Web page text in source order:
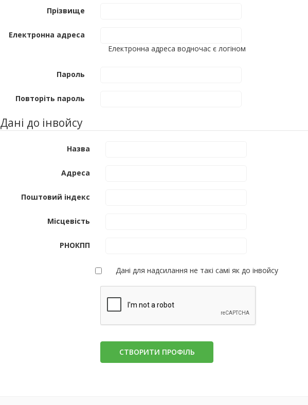
Прізвище
Електронна адреса
Електронна адреса водночас є логіном
Пароль
Повторіть пароль
Дані до інвойсу
Назва
Адреса
Поштовий індекс
Місцевість
РНОКПП
Дані для надсилання не такі самі як до інвойсу